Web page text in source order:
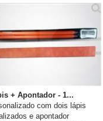
+ Apontador - 1...
com dois lápis
e apontador